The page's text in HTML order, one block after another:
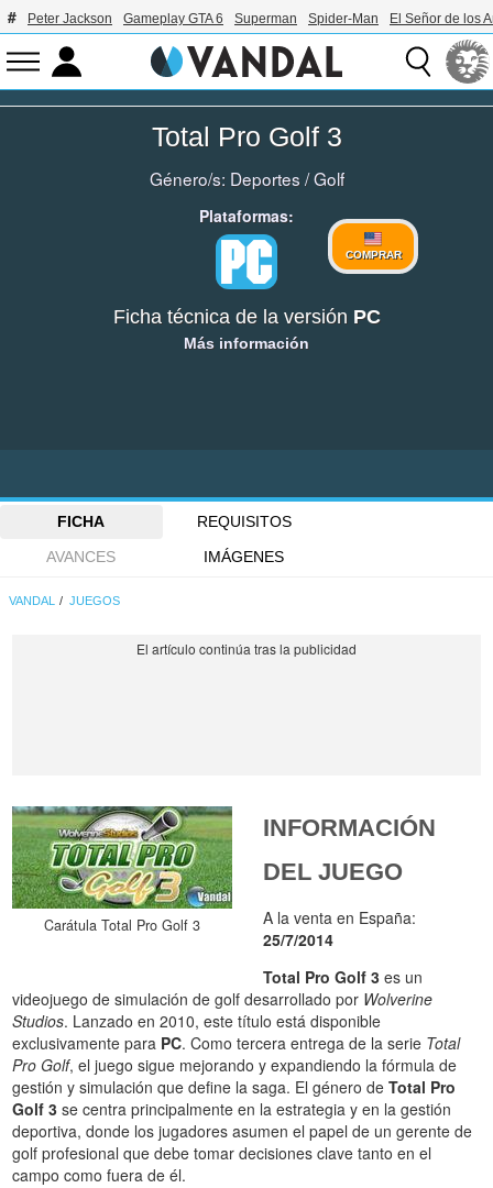
Peter Jackson Gameplay GTA 6 Superman Spider-Man El Señor de los
Total Pro Golf 3
Género/s: Deportes/Golf
Plataformas:
COMPRAR
Ficha técnica de la versión PC
Más información
FICHA
REQUISITOS
AVANCES
IMÁGENES
VANDAL JUEGOS
Carátula Total Pro Golf 3
INFORMACIÓN
DEL JUEGO
A la venta en España:
25/7/2014
Total Pro Golf 3 es un
videojuego de simulación de golf desarrollado por Wolverine
Studios. Lanzado en 2010, este título está disponible
exclusivamente para PC. Como tercera entrega de la serie Total
Pro Golf, el juego sigue mejorando y expandiendo la fórmula de
gestión y simulación que define la saga. El género deTotal Pro
Golf 3 se centra principalmente en la estrategia y en la gestión
deportiva, donde los jugadores asumen el papel de un gerente de
golf profesional que debe tomar decisiones clave tanto en el
campo como fuera de él.